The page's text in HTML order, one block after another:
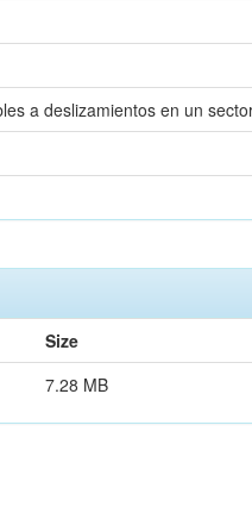
a deslizamientos en un
Size
7.28 MB